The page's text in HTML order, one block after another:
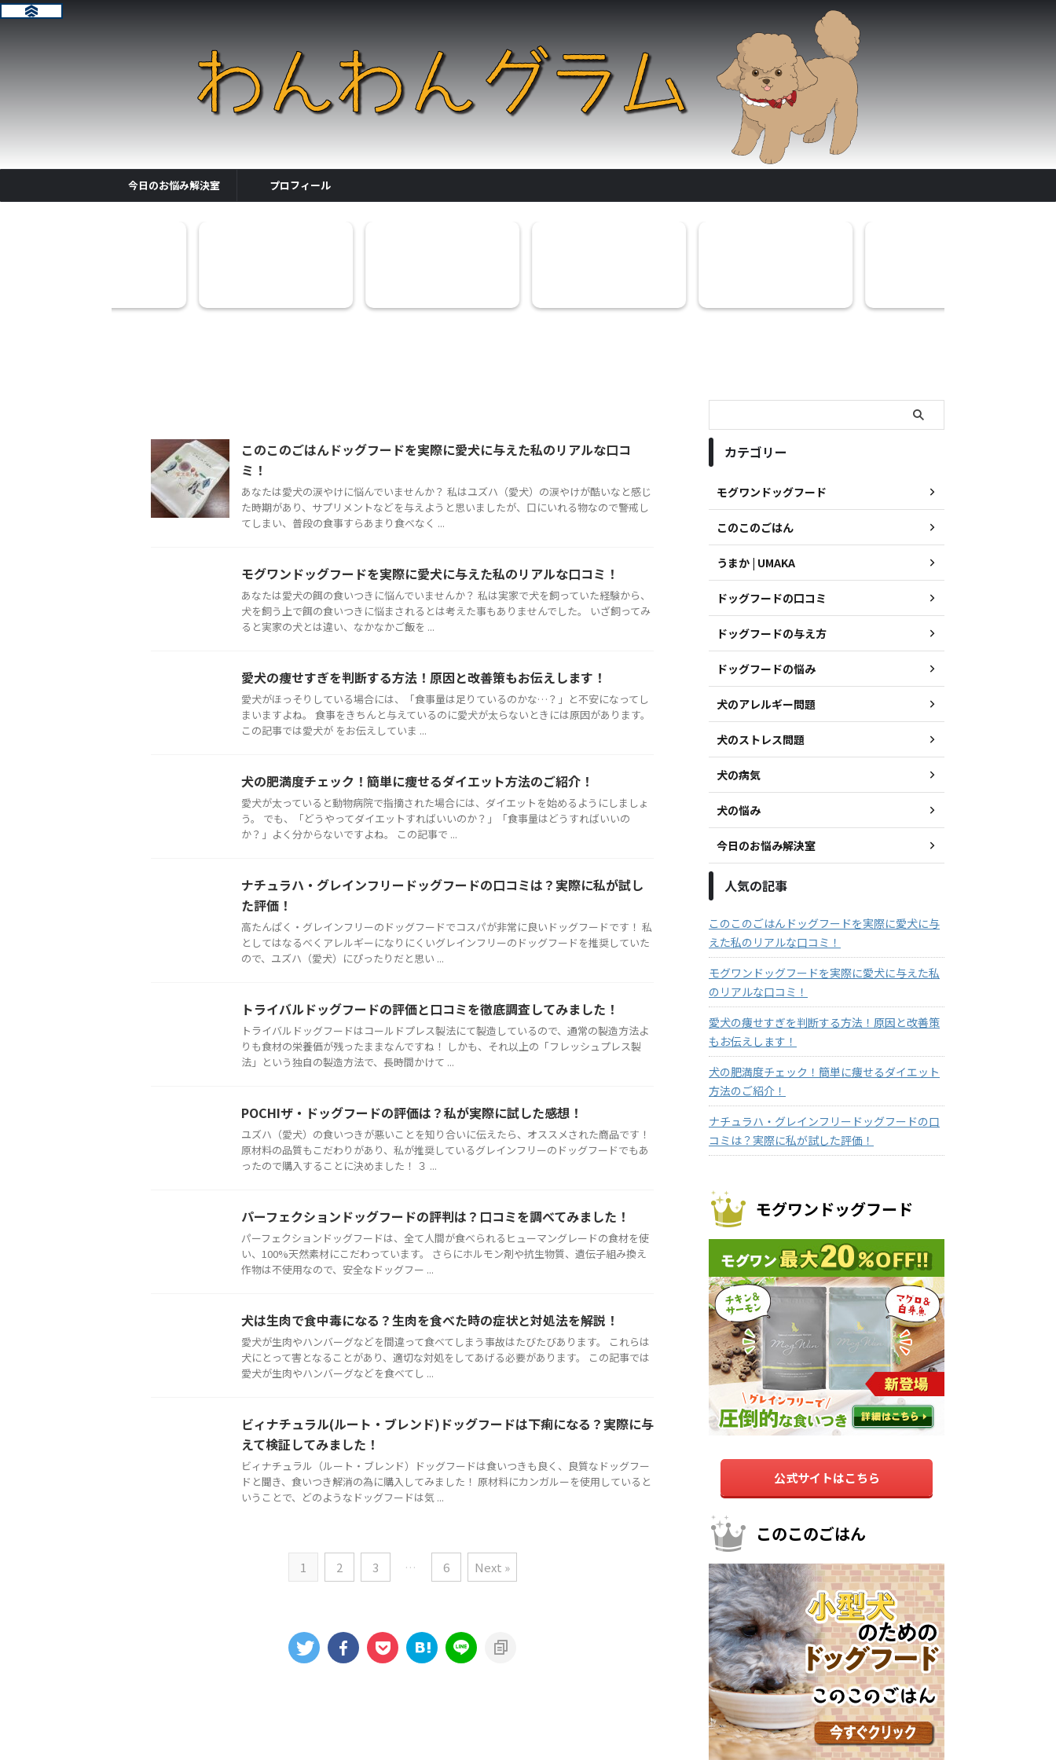
今日のお悩み解決室 プロフィール
このこのごはんドッグフードを実際に愛犬に与えた私のリアルな口コ
ミ！
あなたは愛犬の涙やけに悩んでいませんか？ 私はユズハ（愛犬）の涙やけが酷いなと感じ
た時期があり、サプリメントなどを与えようと思いましたが、口にいれる物なので警戒し
てしまい、普段の食事すらあまり食べなく ...
モグワンドッグフードを実際に愛犬に与えた私のリアルな口コミ！
あなたは愛犬の餌の食いつきに悩んでいませんか？ 私は実家で犬を飼っていた経験から、
犬を飼う上で餌の食いつきに悩まされるとは考えた事もありませんでした。 いざ飼ってみ
ると実家の犬とは違い、なかなかご飯を ...
愛犬の痩せすぎを判断する方法！原因と改善策もお伝えします！
愛犬がほっそりしている場合には、「食事量は足りているのかな…？」と不安になってし
まいますよね。 食事をきちんと与えているのに愛犬が太らないときには原因があります。
この記事では愛犬が をお伝えしていま ...
犬の肥満度チェック！簡単に痩せるダイエット方法のご紹介！
愛犬が太っていると動物病院で指摘された場合には、ダイエットを始めるようにしましょ
う。 でも、「どうやってダイエットすればいいのか？」「食事量はどうすればいいの
か？」よく分からないですよね。 この記事で ...
ナチュラハ・グレインフリードッグフードの口コミは？実際に私が試し
た評価！
高たんぱく・グレインフリーのドッグフードでコスパが非常に良いドッグフードです！ 私
としてはなるべくアレルギーになりにくいグレインフリーのドッグフードを推奨していた
ので、ユズハ（愛犬）にぴったりだと思い ...
トライバルドッグフードの評価と口コミを徹底調査してみました！
トライバルドッグフードはコールドプレス製法にて製造しているので、通常の製造方法よ
りも食材の栄養価が残ったままなんですね！ しかも、それ以上の「フレッシュプレス製
法」という独自の製造方法で、長時間かけて ...
POCHIザ・ドッグフードの評価は？私が実際に試した感想！
ユズハ（愛犬）の食いつきが悪いことを知り合いに伝えたら、オススメされた商品です！
原材料の品質もこだわりがあり、私が推奨しているグレインフリーのドッグフードでもあ
ったので購入することに決めました！ ３ ...
パーフェクションドッグフードの評判は？口コミを調べてみました！
パーフェクションドッグフードは、全て人間が食べられるヒューマングレードの食材を使
い、100%天然素材にこだわっています。 さらにホルモン剤や抗生物質、遺伝子組み換え
作物は不使用なので、安全なドッグフー ...
犬は生肉で食中毒になる？生肉を食べた時の症状と対処法を解説！
愛犬が生肉やハンバーグなどを間違って食べてしまう事故はたびたびあります。 これらは
犬にとって害となることがあり、適切な対処をしてあげる必要があります。 この記事では
愛犬が生肉やハンバーグなどを食べてし ...
ビィナチュラル(ルート・ブレンド)ドッグフードは下痢になる？実際に与
えて検証してみました！
ビィナチュラル（ルート・ブレンド）ドッグフードは食いつきも良く、良質なドッグフー
ドと聞き、食いつき解消の為に購入してみました！ 原材料にカンガルーを使用していると
いうことで、どのようなドッグフードは気 ...
1 2 3 … 6 Next »
カテゴリー
モグワンドッグフード
このこのごはん
うまか | UMAKA
ドッグフードの口コミ
ドッグフードの与え方
ドッグフードの悩み
犬のアレルギー問題
犬のストレス問題
犬の病気
犬の悩み
今日のお悩み解決室
人気の記事
このこのごはんドッグフードを実際に愛犬に与
えた私のリアルな口コミ！
モグワンドッグフードを実際に愛犬に与えた私
のリアルな口コミ！
愛犬の痩せすぎを判断する方法！原因と改善策
もお伝えします！
犬の肥満度チェック！簡単に痩せるダイエット
方法のご紹介！
ナチュラハ・グレインフリードッグフードの口
コミは？実際に私が試した評価！
モグワンドッグフード
公式サイトはこちら
このこのごはん